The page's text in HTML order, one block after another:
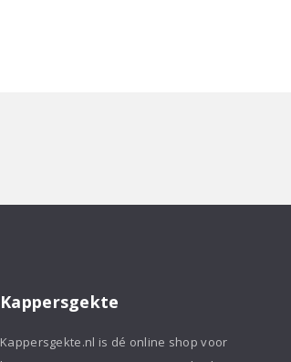
Kappersgekte
Kappersgekte.nl is dé online shop voor